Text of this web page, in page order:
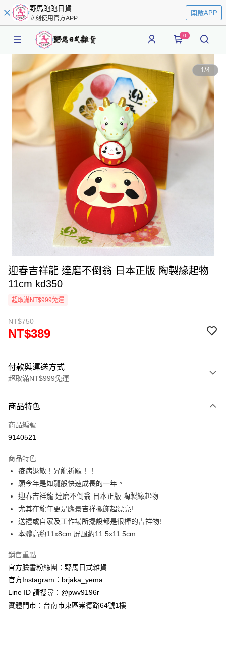
野馬跑跑日貨
立刻使用官方APP
開啟APP
0
1/4
迎春吉祥龍 達磨不倒翁 日本正版 陶製緣起物
11cm kd350
超取滿NT$999免運
NT$750
NT$389
付款與運送方式
超取滿NT$999免運
信用卡一次付款
信用卡分期付款
合作金庫商業銀行
華南商業銀行
上海商業儲蓄銀行
國泰世華商業銀行
兆豐國際商業銀行
臺灣中小企業銀行
台中商業銀行
匯豐（台灣）商業銀行
華泰商業銀行
聯邦商業銀行
遠東國際商業銀行
元大商業銀行
永豐商業銀行
台新國際商業銀行
台灣樂天信用卡公司
超商取貨付款
LINE Pay
Apple Pay
街口支付
Google Pay
ATM付款
運送方式
商品特色
商品編號
9140521
商品特色
疫病退散！昇龍祈願！！
願今年是如龍般快速成長的一年。
迎春吉祥龍 達磨不倒翁 日本正版 陶製緣起物
尤其在龍年更是應景吉祥擺飾超漂亮!
送禮或自家及工作場所擺設都是很棒的吉祥物!
本體高約11x8cm 屏風約11.5x11.5cm
銷售重點
官方臉書粉絲團：野馬日式雜貨
官方Instagram：brjaka_yema
Line ID 請搜尋：@pwv9196r
實體門市：台南市東區崇德路64號1樓